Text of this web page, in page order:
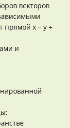
векторов
прямой х – у +
и